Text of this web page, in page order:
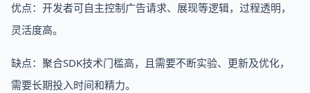
优点：开发者可自主控制广告请求、展现等逻辑，过程透明，
灵活度高。
缺点：聚合SDK技术门槛高，且需要不断实验、更新及优化，
需要长期投入时间和精力。